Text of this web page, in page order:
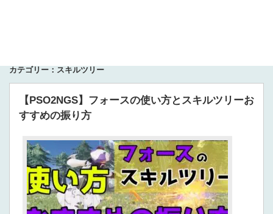
カテゴリー：スキルツリー
【PSO2NGS】フォースの使い方とスキルツリーお
すすめの振り方